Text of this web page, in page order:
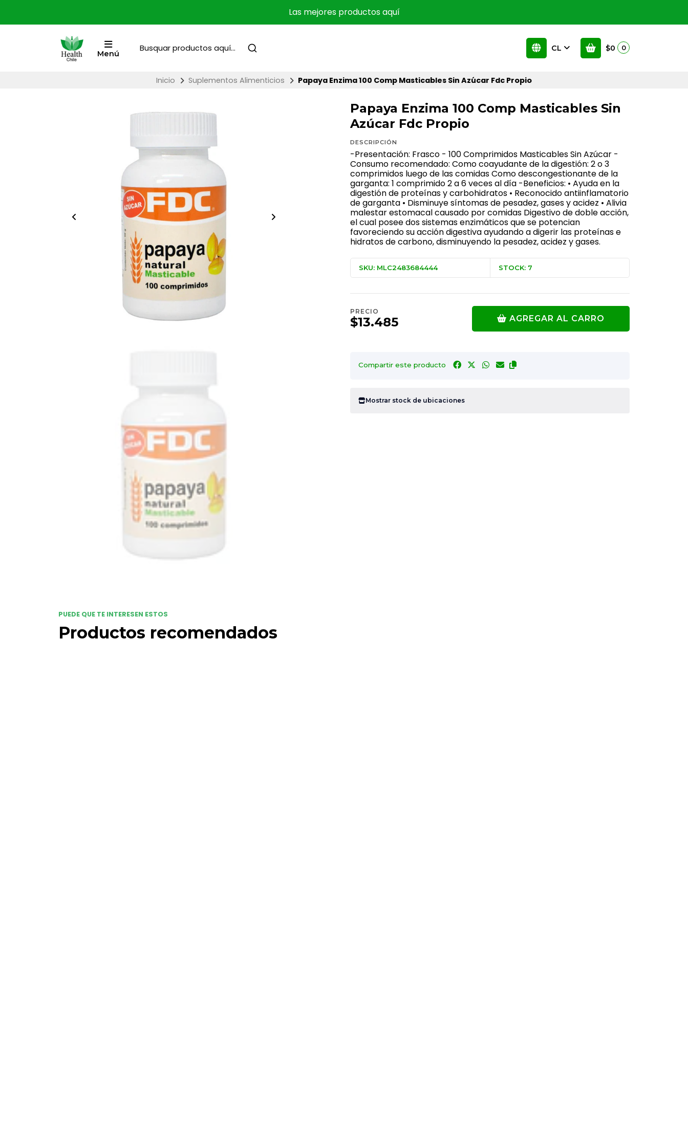
Las mejores productos aquí
Menú
CL $0 0
Inicio Suplementos Alimenticios Papaya Enzima 100 Comp Masticables Sin Azúcar Fdc Propio
Papaya Enzima 100 Comp Masticables Sin
Azúcar Fdc Propio
DESCRIPCIÓN
-Presentación: Frasco - 100 Comprimidos Masticables Sin Azúcar -
Consumo recomendado: Como coayudante de la digestión: 2 o 3
comprimidos luego de las comidas Como descongestionante de la
garganta: 1 comprimido 2 a 6 veces al día -Beneficios: • Ayuda en la
digestión de proteínas y carbohidratos • Reconocido antiinflamatorio
de garganta • Disminuye síntomas de pesadez, gases y acidez • Alivia
malestar estomacal causado por comidas Digestivo de doble acción,
el cual posee dos sistemas enzimáticos que se potencian
favoreciendo su acción digestiva ayudando a digerir las proteínas e
hidratos de carbono, disminuyendo la pesadez, acidez y gases.
SKU: MLC2483684444 STOCK: 7
PRECIO
$13.485 AGREGAR AL CARRO
Compartir este producto
Mostrar stock de ubicaciones
PUEDE QUE TE INTERESEN ESTOS
Productos recomendados